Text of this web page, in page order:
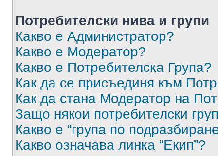
Потребителски нива и групи
Какво е Администратор?
Какво е Модератор?
Какво е Потребителска Група?
Как да се присъединя към
Как да стана Модератор на
Защо някои потребителски
Какво е “група по
Какво означава линка “Екип”?